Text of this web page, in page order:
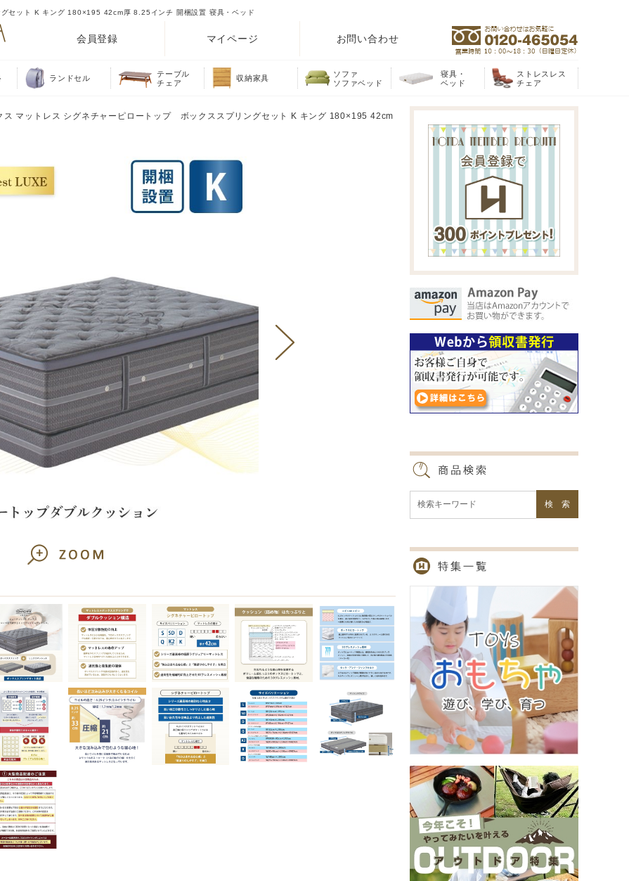
セット K キング 180×195 42cm厚 8.25インチ 開梱設置 寝具・ベッド
会員登録 マイページ お問い合わせ
ランドセル
テーブル
チェア
収納家具
ソファ
ソファベッド
寝具・
ベッド
ストレスレス
チェア
ス マットレス シグネチャーピロートップ ボックススプリングセット K キング 180×195 42cm